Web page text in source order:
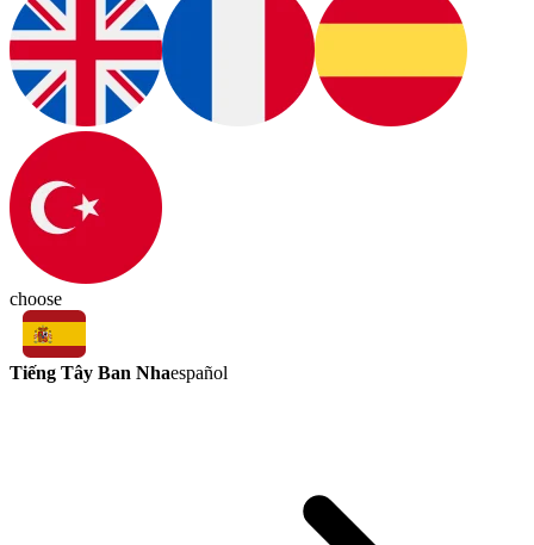
choose
Tiếng Tây Ban Nhaespañol